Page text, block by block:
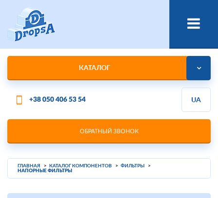
КАТАЛОГ
+38 050 406 53 54
ОБРАТНЫЙ ЗВОНОК
UA
ГЛАВНАЯ КАТАЛОГ КОМПОНЕНТОВ
ФИЛЬТРЫ
НАПОРНЫЕ ФИЛЬТРЫ